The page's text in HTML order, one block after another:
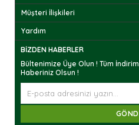
Müşteri İlişkileri
Yardım
BIZDEN HABERLER
Bültenimize Üye Olun ! Tüm
Haberiniz Olsun !